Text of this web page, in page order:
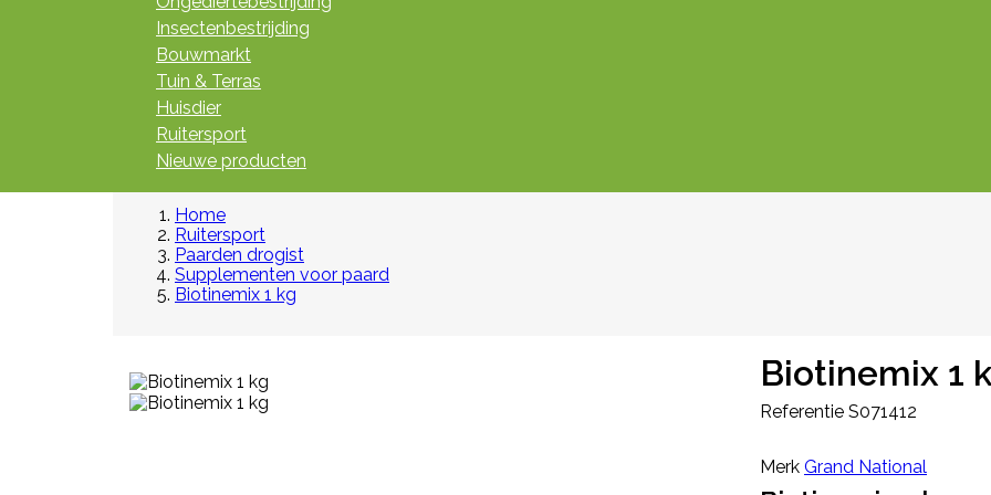
Insectenbestrijding
Bouwmarkt
Tuin & Terras
Huisdier
Ruitersport
Nieuwe producten
Home
Ruitersport
Paarden drogist
Supplementen voor paard
Biotinemix 1 kg
Biotinemix 1
Referentie S071412
Merk Grand National